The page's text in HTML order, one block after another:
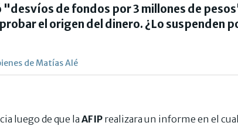
de fondos por 3 millones de
el origen del dinero. ¿Lo suspenden
de Matías Alé
luego de que laAFIP realizara un informe en el